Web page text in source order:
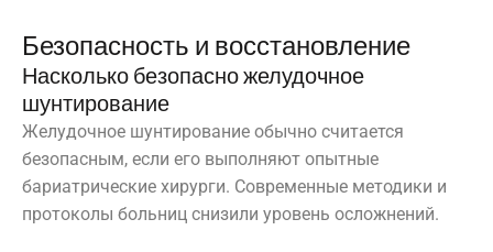
Безопасность и восстановление
Насколько безопасно желудочное
шунтирование
Желудочное шунтирование обычно считается
безопасным, если его выполняют опытные
бариатрические хирурги. Современные методики и
протоколы больниц снизили уровень осложнений.